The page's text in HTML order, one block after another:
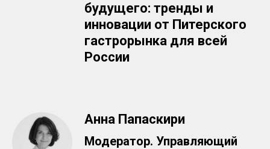
будущего: тренды и
инновации от Питерского
гастрорынка для всей
России
Анна Папаскири
Модератор. Управляющий